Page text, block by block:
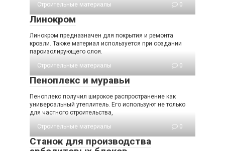
Строительные материалы
0
Линокром
Линокром предназначен для покрытия и ремонта
кровли. Также материал используется при создании
пароизолирующего слоя.
Строительные материалы
0
Пеноплекс и муравьи
Пеноплекс получил широкое распространение как
универсальный утеплитель. Его используют не только
для частного строительства,
Строительные материалы
0
Станок для производства